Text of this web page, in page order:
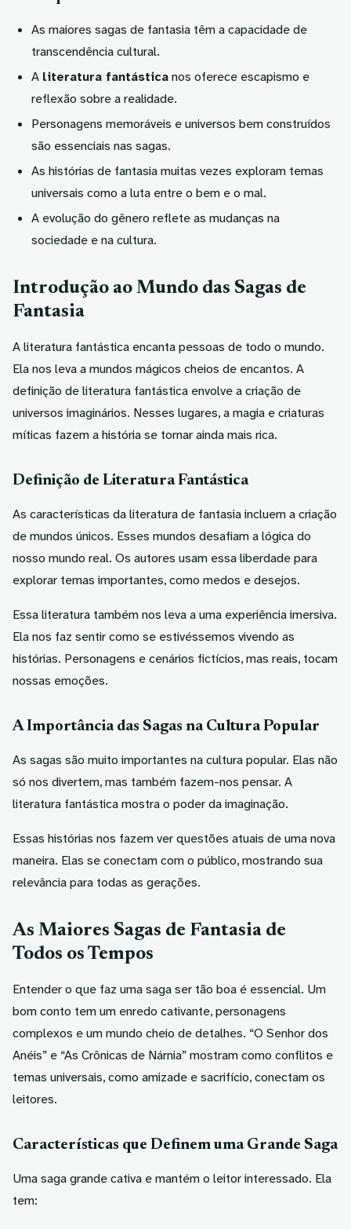
As maiores sagas de fantasia têm a capacidade de
transcendência cultural.
A literatura fantásticanos oferece escapismo e
reflexão sobre a realidade.
Personagens memoráveis e universos bem construídos
são essenciais nas sagas.
As histórias de fantasia muitas vezes exploram temas
universais como a luta entre o bem e o mal.
A evolução do gênero reflete as mudanças na
sociedade e na cultura.
Introdução ao Mundo das Sagas de
Fantasia
A literatura fantástica encanta pessoas de todo o mundo.
Ela nos leva a mundos mágicos cheios de encantos. A
definição de literatura fantástica envolve a criação de
universos imaginários. Nesses lugares, a magia e criaturas
míticas fazem a história se tornar ainda mais rica.
Definição de Literatura Fantástica
As características da literatura de fantasiaincluem a criação
de mundos únicos. Esses mundos desafiam a lógica do
nosso mundo real. Os autores usam essa liberdade para
explorar temas importantes, como medos e desejos.
Essa literatura também nos leva a uma experiência imersiva.
Ela nos faz sentir como se estivéssemos vivendo as
histórias. Personagens e cenários fictícios, mas reais, tocam
nossas emoções.
A Importância das Sagas na Cultura Popular
As sagas são muito importantes na cultura popular. Elas não
só nos divertem, mas também fazem-nos pensar. A
literatura fantástica mostra o poder da imaginação.
Essas histórias nos fazem ver questões atuais de uma nova
maneira. Elas se conectam com o público, mostrando sua
relevância para todas as gerações.
As Maiores Sagas de Fantasia de
Todos os Tempos
Entender o que faz uma saga ser tão boa é essencial. Um
bom conto tem um enredo cativante, personagens
complexos e um mundo cheio de detalhes. “O Senhor dos
Anéis” e “As Crônicas de Nárnia” mostram como conflitos e
temas universais, como amizade e sacrifício, conectam os
leitores.
Características que Definem uma Grande Saga
Uma saga grande cativa e mantém o leitor interessado. Ela
tem: